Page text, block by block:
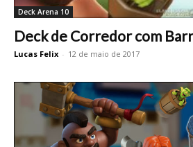
Deck Arena 10
Deck de Corredor com
Lucas Felix - 12 de maio de 2017